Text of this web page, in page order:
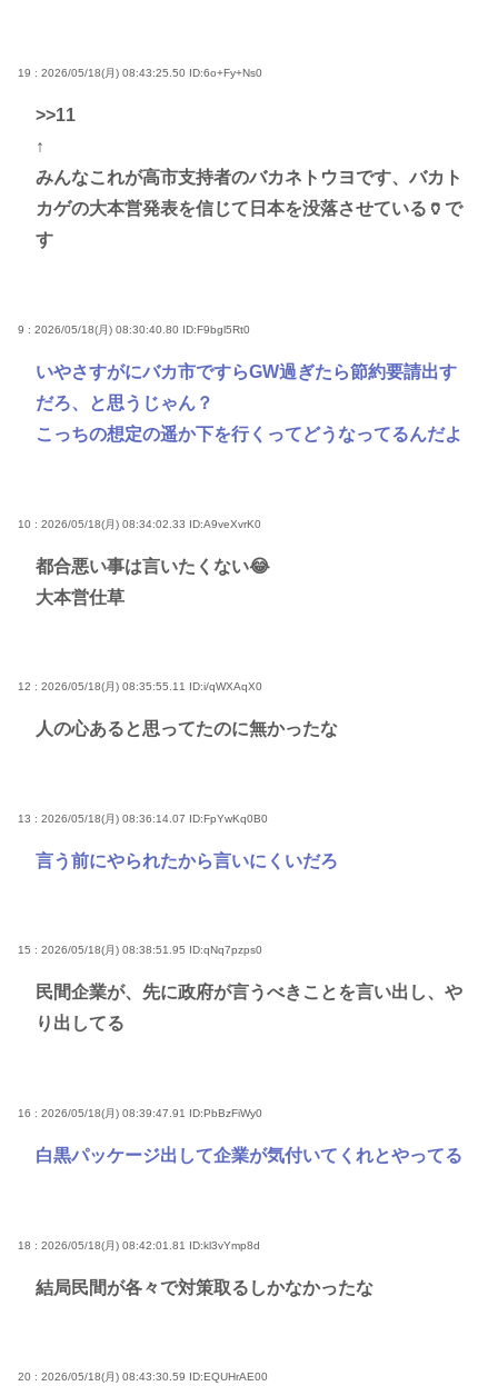
19 : 2026/05/18(月) 08:43:25.50 ID:6o+Fy+Ns0
>>11
↑
みんなこれが高市支持者のバカネトウヨです、バカト
カゲの大本営発表を信じて日本を没落させている🏺で
す
9 : 2026/05/18(月) 08:30:40.80 ID:F9bgl5Rt0
いやさすがにバカ市ですらGW過ぎたら節約要請出す
だろ、と思うじゃん？
こっちの想定の遥か下を行くってどうなってるんだよ
10 : 2026/05/18(月) 08:34:02.33 ID:A9veXvrK0
都合悪い事は言いたくない😂
大本営仕草
12 : 2026/05/18(月) 08:35:55.11 ID:i/qWXAqX0
人の心あると思ってたのに無かったな
13 : 2026/05/18(月) 08:36:14.07 ID:FpYwKq0B0
言う前にやられたから言いにくいだろ
15 : 2026/05/18(月) 08:38:51.95 ID:qNq7pzps0
民間企業が、先に政府が言うべきことを言い出し、や
り出してる
16 : 2026/05/18(月) 08:39:47.91 ID:PbBzFiWy0
白黒パッケージ出して企業が気付いてくれとやってる
18 : 2026/05/18(月) 08:42:01.81 ID:kl3vYmp8d
結局民間が各々で対策取るしかなかったな
20 : 2026/05/18(月) 08:43:30.59 ID:EQUHrAE00